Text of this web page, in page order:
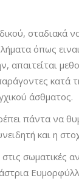
σταδιακά
όπως
κατά
άσθματος.
πάντα να
και η
σωματικές